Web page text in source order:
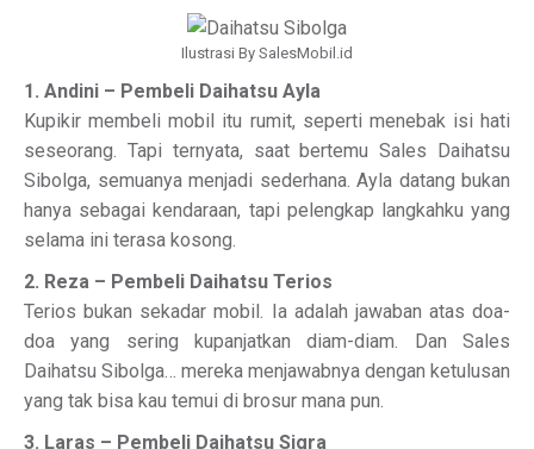
Ilustrasi By SalesMobil.id
1. Andini – Pembeli Daihatsu Ayla
Kupikir membeli mobil itu rumit, seperti menebak isi hati
seseorang. Tapi ternyata, saat bertemu Sales Daihatsu
Sibolga, semuanya menjadi sederhana. Ayla datang bukan
hanya sebagai kendaraan, tapi pelengkap langkahku yang
selama ini terasa kosong.
2. Reza – Pembeli Daihatsu Terios
Terios bukan sekadar mobil. Ia adalah jawaban atas doa-
doa yang sering kupanjatkan diam-diam. Dan Sales
Daihatsu Sibolga… mereka menjawabnya dengan ketulusan
yang tak bisa kau temui di brosur mana pun.
3. Laras – Pembeli Daihatsu Sigra